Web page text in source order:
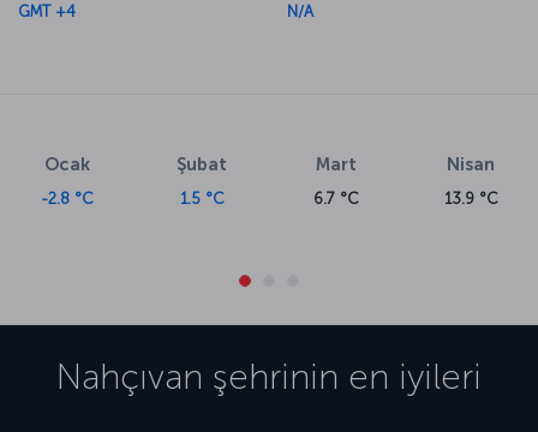
GMT +4
N/A
Ocak
-2.8 °C
Şubat
1.5 °C
Mart
6.7 °C
Nisan
13.9 °C
Nahçıvan şehrinin en iyileri